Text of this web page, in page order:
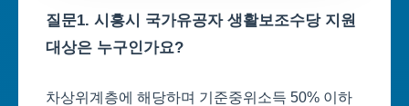
질문1. 시흥시 국가유공자 생활보조수당 지원
대상은 누구인가요?
차상위계층에 해당하며 기준중위소득 50% 이하